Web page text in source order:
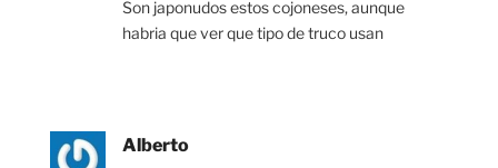
Son japonudos estos cojoneses, aunque
habria que ver que tipo de truco usan
Alberto